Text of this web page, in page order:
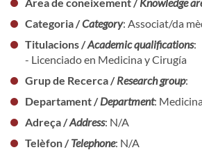
Categoria /Category: Associat/da
Titulacions /Academic qualifications:
- Licenciado en Medicina y Cirugía
Grup de Recerca /Research group:
Departament /Department:
Adreça /Address: N/A
Telèfon /Telephone: N/A